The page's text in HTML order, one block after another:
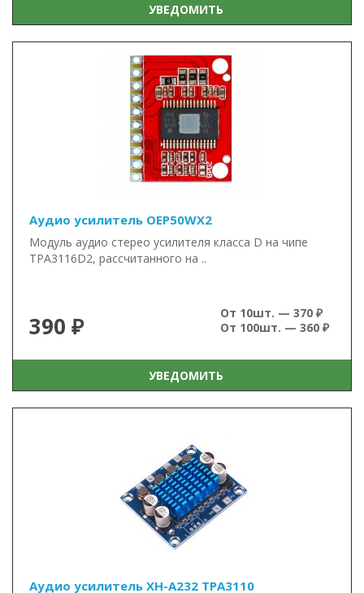
УВЕДОМИТЬ
Аудио усилитель OEP50WX2
Модуль аудио стерео усилителя класса D на чипе
TPA3116D2, рассчитанного на ..
390 ₽
От 10шт. — 370 ₽
От 100шт. — 360 ₽
УВЕДОМИТЬ
Аудио усилитель XH-A232 TPA3110